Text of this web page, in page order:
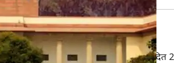
अयोध्या भूमि विवाद में फैसला सुनाते हुए